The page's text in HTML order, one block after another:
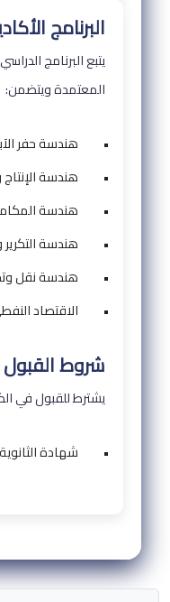
البرنامج
يتبع البرنامج
المعتمدة ويتضمن:
•
هندسة حفر
•
هندسة الإنتاج
•
هندسة
•
هندسة التكرير
•
هندسة نقل
•
الاقتصاد
شروط القبول
يشترط للقبول في
• شهادة